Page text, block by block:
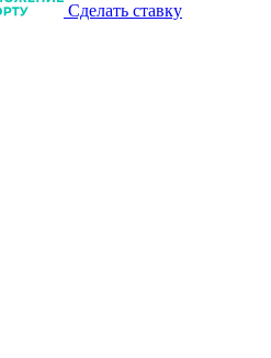
Сделать ставку